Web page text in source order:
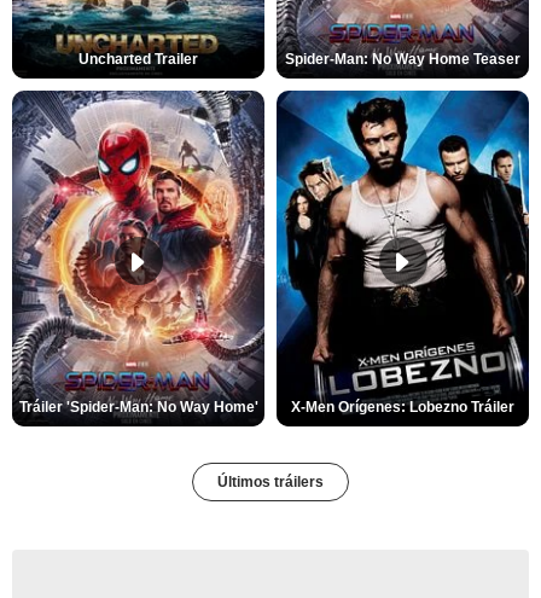
Uncharted Trailer Spider-Man: No Way Home Teaser
Tráiler 'Spider-Man: No Way Home' X-Men Orígenes: Lobezno Tráiler
Últimos tráilers